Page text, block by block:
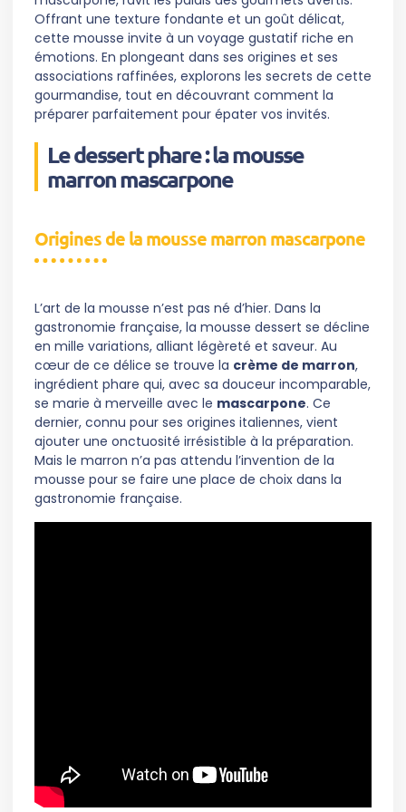
Offrant une texture fondante et un goût délicat,
cette mousse invite à un voyage gustatif riche en
émotions. En plongeant dans ses origines et ses
associations raffinées, explorons les secrets de cette
gourmandise, tout en découvrant comment la
préparer parfaitement pour épater vos invités.
Le dessert phare : la mousse
marron mascarpone
Origines de la mousse marron mascarpone
L’art de la mousse n’est pas né d’hier. Dans la
gastronomie française, la mousse dessert se décline
en mille variations, alliant légèreté et saveur. Au
cœur de ce délice se trouve la crème de marron,
ingrédient phare qui, avec sa douceur incomparable,
se marie à merveille avec le mascarpone. Ce
dernier, connu pour ses origines italiennes, vient
ajouter une onctuosité irrésistible à la préparation.
Mais le marron n’a pas attendu l’invention de la
mousse pour se faire une place de choix dans la
gastronomie française.